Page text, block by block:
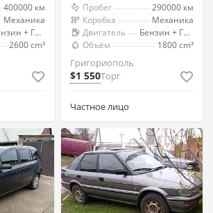
400000 км
Механика
Бензин + Газ (Метан)
2600 cm³
Пробег
290000 км
Коробка
Механика
Двигатель
Бензин + Газ (Метан)
Объём
1800 cm³
Григориополь
$1 550Торг
Частное лицо